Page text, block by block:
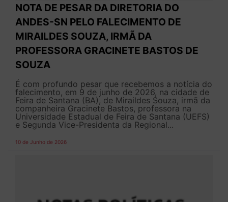
NOTA DE PESAR DA DIRETORIA DO
ANDES-SN PELO FALECIMENTO DE
MIRAILDES SOUZA, IRMÃ DA
PROFESSORA GRACINETE BASTOS DE
SOUZA
É com profundo pesar que recebemos a notícia do
falecimento, em 9 de junho de 2026, na cidade de
Feira de Santana (BA), de Miraildes Souza, irmã da
companheira Gracinete Bastos, professora na
Universidade Estadual de Feira de Santana (UEFS)
e Segunda Vice-Presidenta da Regional...
10 de Junho de 2026